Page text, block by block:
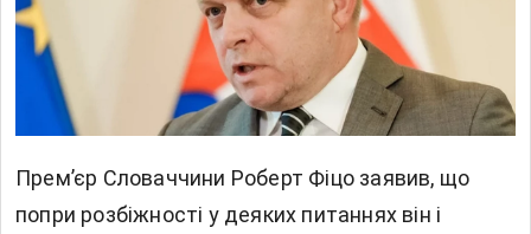
Прем’єр Словаччини Роберт Фіцо заявив, що
попри розбіжності у деяких питаннях він і